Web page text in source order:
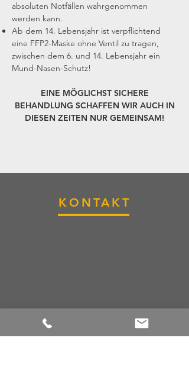
absoluten Notfällen wahrgenommen
werden kann.
Ab dem 14. Lebensjahr ist verpflichtend
eine FFP2-Maske ohne Ventil zu tragen,
zwischen dem 6. und 14. Lebensjahr ein
Mund-Nasen-Schutz!
EINE MÖGLICHST SICHERE
BEHANDLUNG SCHAFFEN WIR AUCH IN
DIESEN ZEITEN NUR GEMEINSAM!
KONTAKT